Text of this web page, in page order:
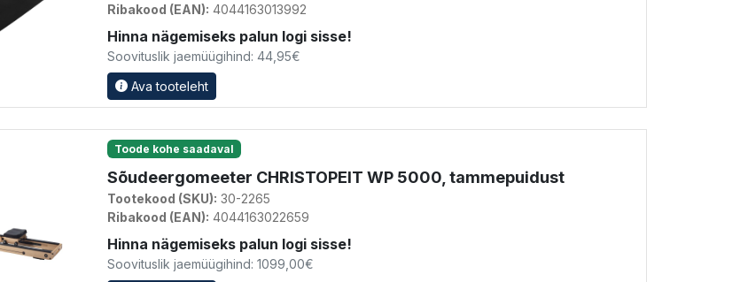
Ribakood (EAN): 4044163013992
Hinna nägemiseks palun logi sisse!
Soovituslik jaemüügihind: 44,95€
Ava tooteleht
Toode kohe saadaval
Sõudeergomeeter CHRISTOPEIT WP 5000, tammepuidust
Tootekood (SKU): 30-2265
Ribakood (EAN): 4044163022659
Hinna nägemiseks palun logi sisse!
Soovituslik jaemüügihind: 1099,00€